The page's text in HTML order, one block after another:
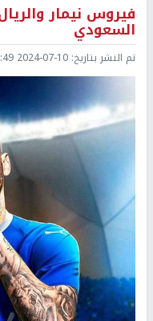
فيروس نيمار
السعودي
تم النشر بتاريخ: 2024-07-10 15:49